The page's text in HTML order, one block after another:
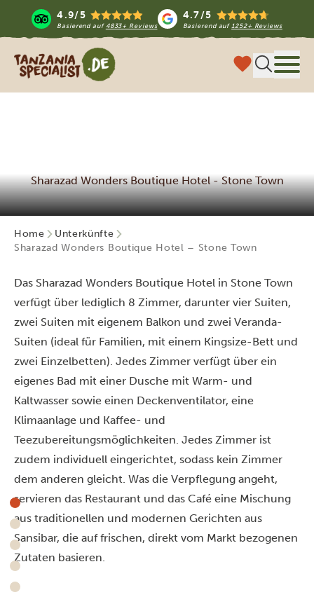
4.9/5
Basierend auf 4833+ Reviews
4.7/5
Basierend auf1252+ Reviews
Tanzania Specialist
Sharazad Wonders Boutique Hotel - Stone Town
Home
Unterkünfte
Sharazad Wonders Boutique Hotel – Stone Town
Das Sharazad Wonders Boutique Hotel in Stone Town
verfügt über lediglich 8 Zimmer, darunter vier Suiten,
zwei Suiten mit eigenem Balkon und zwei Veranda-
Suiten (ideal für Familien, mit einem Kingsize-Bett und
zwei Einzelbetten). Jedes Zimmer verfügt über ein
eigenes Bad mit einer Dusche mit Warm- und
Kaltwasser sowie einen Deckenventilator, eine
Klimaanlage und Kaffee- und
Teezubereitungsmöglichkeiten. Jedes Zimmer ist
zudem individuell eingerichtet, sodass kein Zimmer
dem anderen gleicht. Was die Verpflegung angeht,
servieren das Restaurant und das Café eine Mischung
aus traditionellen und modernen Gerichten aus
Sansibar, die auf frischen, direkt vom Markt bezogenen
Zutaten basieren.